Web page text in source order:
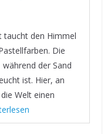
taucht den Himmel
Die
der Sand
ist. Hier, an
Welt einen